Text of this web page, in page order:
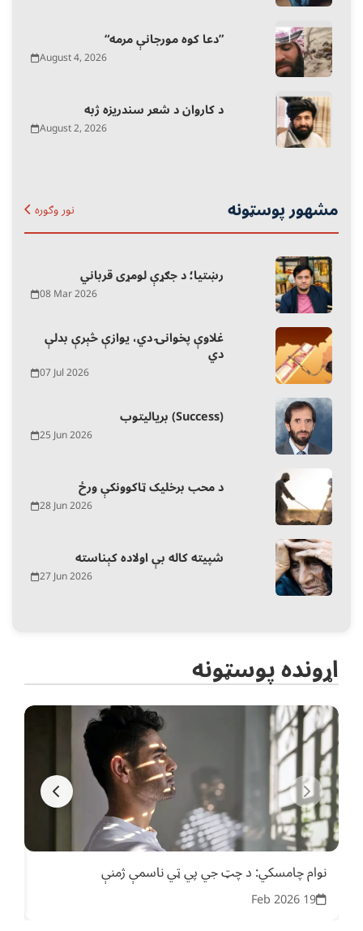
“دعا کوه مورجانې مرمه”
August 4, 2026
د کاروان د شعر سندریزه ژبه
August 2, 2026
مشهور پوسټونه نور وګوره
رښتیا؛ د جګړې لومړی قرباني
08 Mar 2026
غلاوې پخوانۍ دي، یوازې څېرې بدلې
دي
07 Jul 2026
بریالیتوب (Success)
25 Jun 2026
د محب برخلیک ټاکوونکې ورځ
28 Jun 2026
شپیته کاله بې اولاده کېناسته
27 Jun 2026
اړونده پوسټونه
نوام چامسکي: د چټ جي پي ټي ناسمې ژمنې
19 Feb 2026